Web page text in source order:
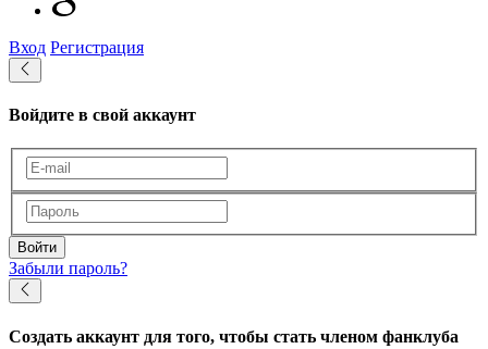
Вход Регистрация
Войдите в свой аккаунт
Войти
Забыли пароль?
Создать аккаунт для того, чтобы стать членом фанклуба